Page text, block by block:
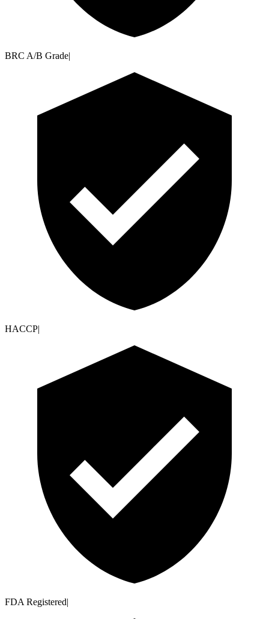
BRC A/B Grade|
HACCP|
FDA Registered|